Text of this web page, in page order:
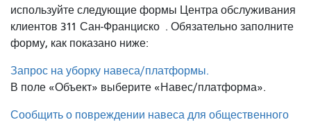
используйте следующие формы Центра обслуживания
клиентов 311 Сан-Франциско . Обязательно заполните
форму, как показано ниже:
Запрос на уборку навеса/платформы.
В поле «Объект» выберите «Навес/платформа».
Сообщить о повреждении навеса для общественного